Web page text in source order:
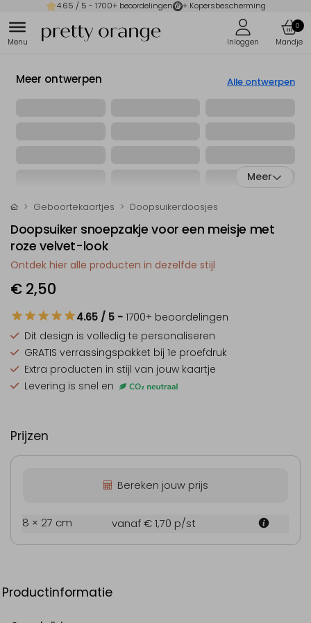
4.65 / 5 - 1700+ beoordelingen + Kopersbescherming
0
Meer ontwerpen Alle ontwerpen
Meer
Geboortekaartjes Doopsuikerdoosjes
Doopsuiker snoepzakje voor een meisje met
roze velvet-look
Ontdek hier alle producten in dezelfde stijl
€ 2,50
4.65 / 5 - 1700+ beoordelingen
Dit design is volledig te personaliseren
GRATIS verrassingspakket bij 1e proefdruk
Extra producten in stijl van jouw kaartje
Levering is snel en
Prijzen
Bereken jouw prijs
8 × 27 cm vanaf € 1,70 p/st
Productinformatie